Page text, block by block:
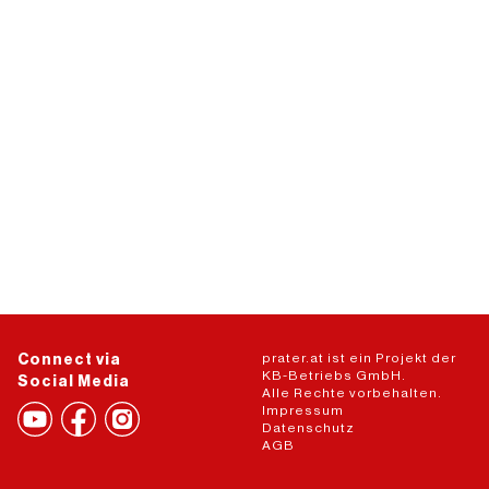
Connect via
Social Media
prater.at ist ein Projekt der
KB-Betriebs GmbH.
Alle Rechte vorbehalten.
Impressum
Datenschutz
AGB